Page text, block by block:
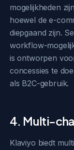
mogelijkheden
hoewel de e-
diepgaand zijn.
workflow-
is ontworpen
concessies te
als B2C-gebruik.
4. Multi-
Klaviyo biedt